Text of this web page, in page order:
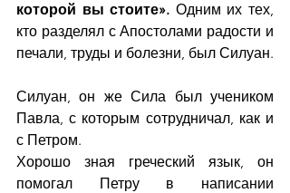
которой вы стоите». Одним их тех,
кто разделял с Апостолами радости и
печали, труды и болезни, был Силуан.
Силуан, он же Сила был учеником
Павла, с которым сотрудничал, как и
с Петром.
Хорошо зная греческий язык, он
помогал Петру в написании